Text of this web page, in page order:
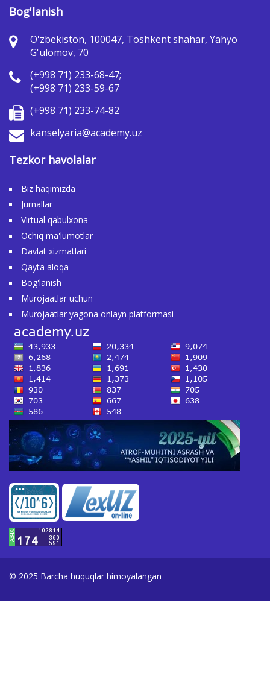
Bog'lanish
O'zbekiston, 100047, Toshkent shahar, Yahyo
G'ulomov, 70
(+998 71) 233-68-47;
(+998 71) 233-59-67
(+998 71) 233-74-82
kanselyaria@academy.uz
Tezkor havolalar
Biz haqimizda
Jurnallar
Virtual qabulxona
Ochiq ma'lumotlar
Davlat xizmatlari
Qayta aloqa
Bog'lanish
Murojaatlar uchun
Murojaatlar yagona onlayn platformasi
© 2025 Barcha huquqlar himoyalangan